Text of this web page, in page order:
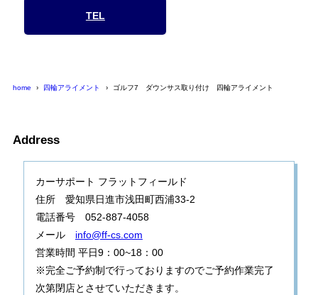
TEL
home 四輪アライメント ゴルフ7 ダウンサス取り付け 四輪アライメント
Address
カーサポート フラットフィールド
住所 愛知県日進市浅田町西浦33-2
電話番号 052-887-4058
メール info@ff-cs.com
営業時間 平日9：00~18：00
※完全ご予約制で行っておりますのでご予約作業完了
次第閉店とさせていただきます。